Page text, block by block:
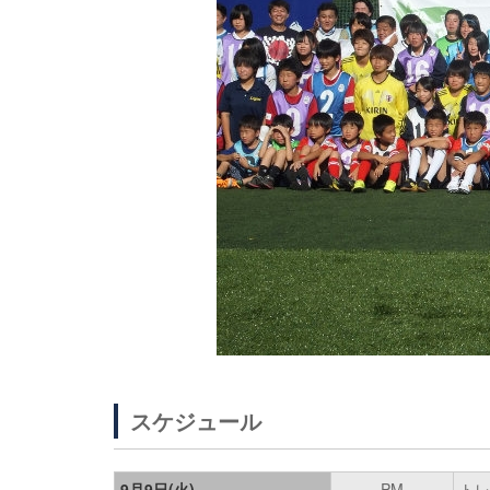
スケジュール